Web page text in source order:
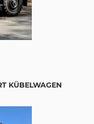
KÜBELWAGEN